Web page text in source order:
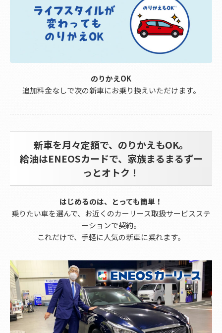
のりかえOK
追加料金なしで次の新車にお乗り換えいただけます。
新車を月々定額で、のりかえもOK。
給油はENEOSカードで、家族まるまるずー
っとオトク！
はじめるのは、とっても簡単！
乗りたい車を選んで、お近くのカーリース取扱サービスステ
ーションで契約。
これだけで、手軽に人気の新車に乗れます。